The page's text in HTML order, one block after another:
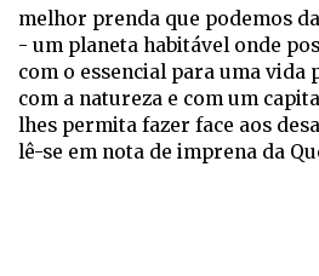
melhor prenda que podemos
- um planeta habitável onde
com o essencial para uma vida
com a natureza e com um
lhes permita fazer face aos
lê-se em nota de imprena da